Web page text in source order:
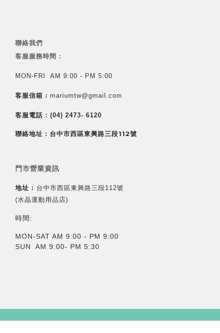
聯絡我們
客服服務時間 :
MON-FRI AM 9:00 - PM 5:00
客服信箱 : mariumtw@gmail.com
客服電話 : (04) 2473- 6120
聯絡地址：台中市西區東興路三段112號
門市營業資訊
地址 : 台中市西區東興路三段112號
(水晶運動用品店)
時間:
MON-SAT AM 9:00 - PM 9:00
SUN AM 9:00- PM 5:30